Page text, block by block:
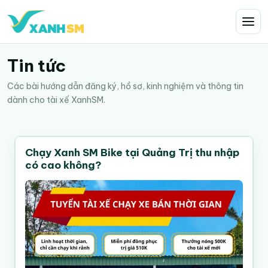
Tin tức
Các bài hướng dẫn đăng ký, hồ sơ, kinh nghiệm và thông tin
dành cho tài xế XanhSM.
Chạy Xanh SM Bike tại Quảng Trị thu nhập
có cao không?